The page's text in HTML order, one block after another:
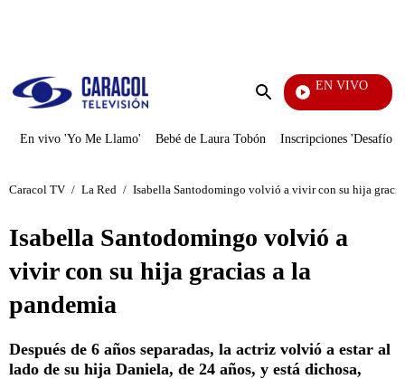
Enviar
EN VIVO
Mi
En vivo 'Yo Me Llamo' Bebé de Laura Tobón Inscripciones 'Desafío'
Caracol TV / La Red / Isabella Santodomingo volvió a vivir con su hija
Isabella Santodomingo volvió a
vivir con su hija gracias a la
pandemia
Después de 6 años separadas, la actriz volvió a estar al
lado de su hija Daniela, de 24 años, y está dichosa,